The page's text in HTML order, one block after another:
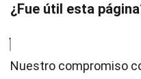
¿Fue útil esta
Nuestro compromiso